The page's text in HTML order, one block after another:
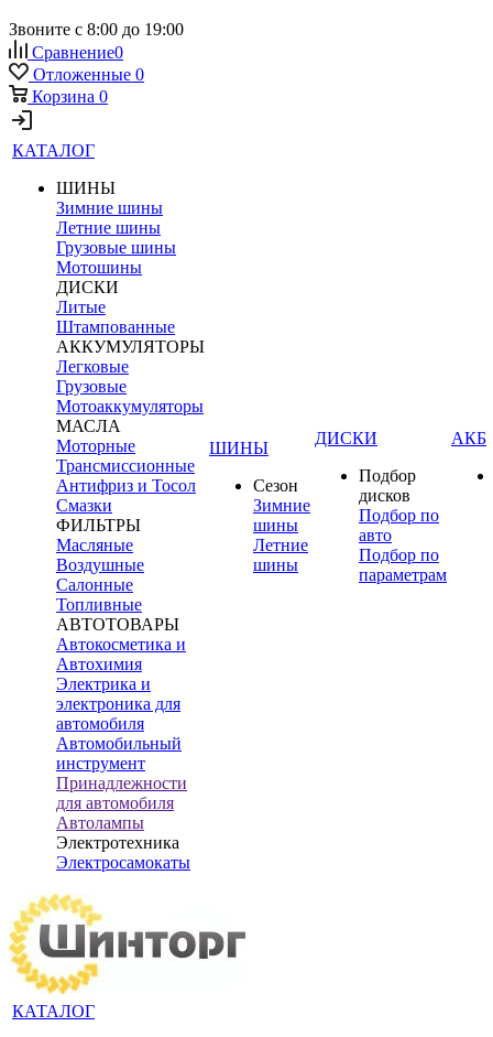
Звоните с 8:00 до 19:00
Сравнение0
Отложенные 0
Корзина 0
КАТАЛОГ
ШИНЫ
Зимние шины
Летние шины
Грузовые шины
Мотошины
ДИСКИ
Литые
Штампованные
АККУМУЛЯТОРЫ
Легковые
Грузовые
Мотоаккумуляторы
МАСЛА
Моторные
Трансмиссионные
Антифриз и Тосол
Смазки
ФИЛЬТРЫ
Масляные
Воздушные
Салонные
Топливные
АВТОТОВАРЫ
Автокосметика и
Автохимия
Электрика и
электроника для
автомобиля
Автомобильный
инструмент
Принадлежности
для автомобиля
Автолампы
Электротехника
Электросамокаты
ШИНЫ
Сезон
Зимние
шины
Летние
шины
ДИСКИ
Подбор
дисков
Подбор по
авто
Подбор по
параметрам
АКБ
КАТАЛОГ